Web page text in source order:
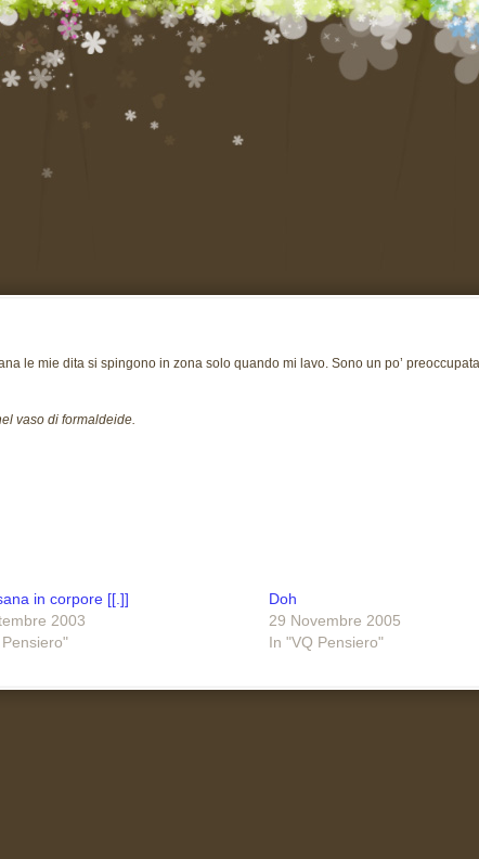
le mie dita si spingono in zona solo quando mi lavo. Sono un po’
vaso di formaldeide.
in corpore [[.]]
2003
Doh
29 Novembre 2005
In "VQ Pensiero"